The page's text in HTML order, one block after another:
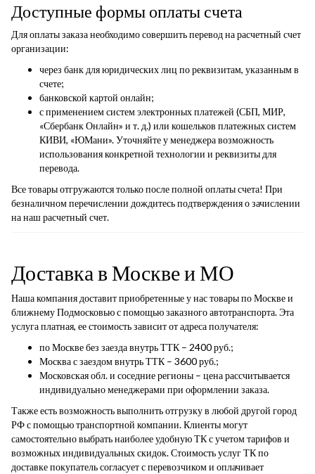
Доступные формы оплаты счета
Для оплаты заказа необходимо совершить перевод на расчетный счет
организации:
через банк для юридических лиц по реквизитам, указанным в
счете;
банковской картой онлайн;
с применением систем электронных платежей (СБП, МИР,
«Сбербанк Онлайн» и т. д.) или кошельков платежных систем
КИВИ, «ЮМани». Уточняйте у менеджера возможность
использования конкретной технологии и реквизиты для
перевода.
Все товары отгружаются только после полной оплаты счета! При
безналичном перечислении дождитесь подтверждения о зачислении
на наш расчетный счет.
Доставка в Москве и МО
Наша компания доставит приобретенные у нас товары по Москве и
ближнему Подмосковью с помощью заказного автотранспорта. Эта
услуга платная, ее стоимость зависит от адреса получателя:
по Москве без заезда внутрь ТТК – 2400 руб.;
Москва с заездом внутрь ТТК – 3600 руб.;
Московская обл. и соседние регионы – цена рассчитывается
индивидуально менеджерами при оформлении заказа.
Также есть возможность выполнить отгрузку в любой другой город
РФ с помощью транспортной компании. Клиенты могут
самостоятельно выбрать наиболее удобную ТК с учетом тарифов и
возможных индивидуальных скидок. Стоимость услуг ТК по
доставке покупатель согласует с перевозчиком и оплачивает